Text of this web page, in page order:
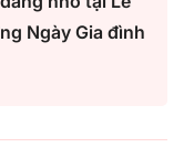
Ngày Gia đình